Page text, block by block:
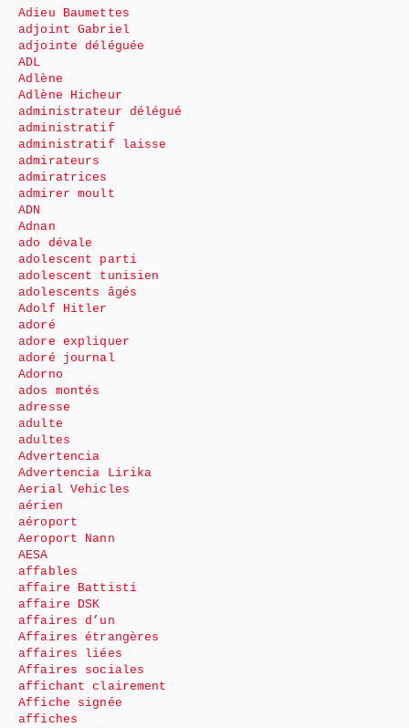
Adieu Baumettes
adjoint Gabriel
adjointe déléguée
ADL
Adlène
Adlène Hicheur
administrateur délégué
administratif
administratif laisse
admirateurs
admiratrices
admirer moult
ADN
Adnan
ado dévale
adolescent parti
adolescent tunisien
adolescents âgés
Adolf Hitler
adoré
adore expliquer
adoré journal
Adorno
ados montés
adresse
adulte
adultes
Advertencia
Advertencia Lirika
Aerial Vehicles
aérien
aéroport
Aeroport Nann
AESA
affables
affaire Battisti
affaire DSK
affaires d’un
Affaires étrangères
affaires liées
Affaires sociales
affichant clairement
Affiche signée
affiches